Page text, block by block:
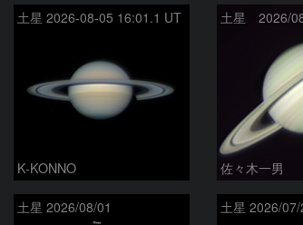
土星 2026-08-05 16:01.1 UT
K-KONNO
土星 2026/
佐々木一男
土星 2026/08/01 土星 2026/